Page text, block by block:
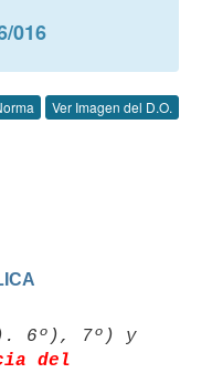
016
Ver Imagen del D.O.
6º), 7º) y
del